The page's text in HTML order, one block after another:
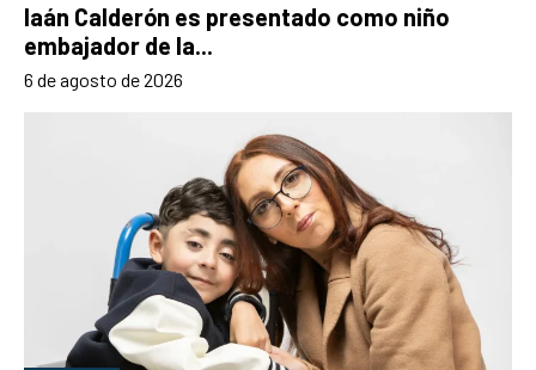
Iaán Calderón es presentado como niño
embajador de la...
6 de agosto de 2026